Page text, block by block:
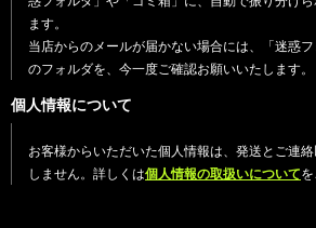
ます。
当店からのメールが届かない場合には、「迷惑フ
のフォルダを、今一度ご確認お願いいたします。
個人情報について
お客様からいただいた個人情報は、発送とご連
しません。詳しくは個人情報の取扱いについて